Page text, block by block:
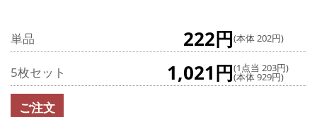
単品 222円(本体 202円)
5枚セット 1,021円(1点当 203円)
(本体 929円)
ご注文